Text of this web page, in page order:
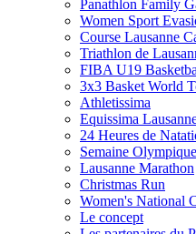
Panathlon Family
Women Sport
Course Lausanne
Triathlon de
FIBA U19
3x3 Basket World
Athletissima
Equissima
24 Heures de
Semaine Olympique
Lausanne Marathon
Christmas Run
Women's National
Le concept